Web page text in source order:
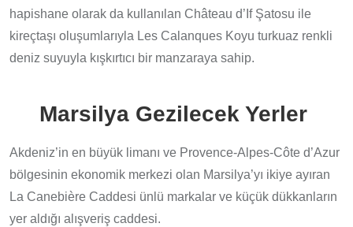
hapishane olarak da kullanılan Château d’If Şatosu ile
kireçtaşı oluşumlarıyla Les Calanques Koyu turkuaz renkli
deniz suyuyla kışkırtıcı bir manzaraya sahip.
Marsilya Gezilecek Yerler
Akdeniz’in en büyük limanı ve Provence-Alpes-Côte d’Azur
bölgesinin ekonomik merkezi olan Marsilya’yı ikiye ayıran
La Canebière Caddesi ünlü markalar ve küçük dükkanların
yer aldığı alışveriş caddesi.